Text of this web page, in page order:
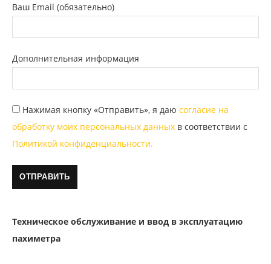
Ваш Email (обязательно)
Дополнительная информация
Нажимая кнопку «Отправить», я даю согласие на
обработку моих персональных данных в соответствии с
Политикой конфиденциальности.
Техническое обслуживание и ввод в эксплуатацию
пахиметра